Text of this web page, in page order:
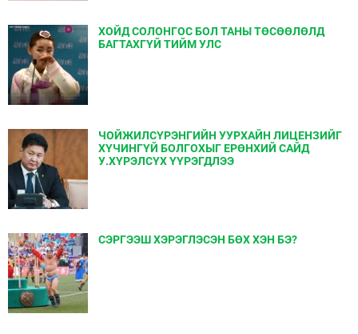
ХОЙД СОЛОНГОС БОЛ ТАНЫ ТӨСӨӨЛӨЛД
БАГТАХГҮЙ ТИЙМ УЛС
ЧОЙЖИЛСҮРЭНГИЙН УУРХАЙН ЛИЦЕНЗИЙГ
ХҮЧИНГҮЙ БОЛГОХЫГ ЕРѲНХИЙ САЙД
У.ХҮРЭЛСҮХ ҮҮРЭГДЛЭЭ
СЭРГЭЭШ ХЭРЭГЛЭСЭН БӨХ ХЭН БЭ?